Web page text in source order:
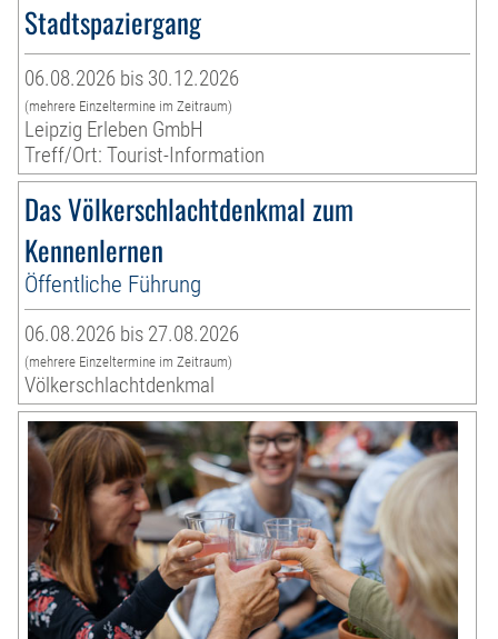
Stadtspaziergang
06.08.2026 bis 30.12.2026
(mehrere Einzeltermine im Zeitraum)
Leipzig Erleben GmbH
Treff/Ort: Tourist-Information
Das Völkerschlachtdenkmal zum
Kennenlernen
Öffentliche Führung
06.08.2026 bis 27.08.2026
(mehrere Einzeltermine im Zeitraum)
Völkerschlachtdenkmal